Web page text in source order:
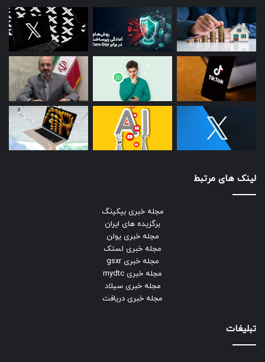
لینک های مرتبط
مجله خبری بیکینگ
برگزیده های ایران
مجله خبری یولن
مجله خبری لستک
مجله خبری gsxr
مجله خبری mydtc
مجله خبری سیلاد
مجله خبری دریافت
تبلیغات